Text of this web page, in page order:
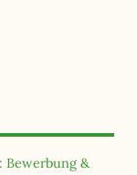
Bewerbung &